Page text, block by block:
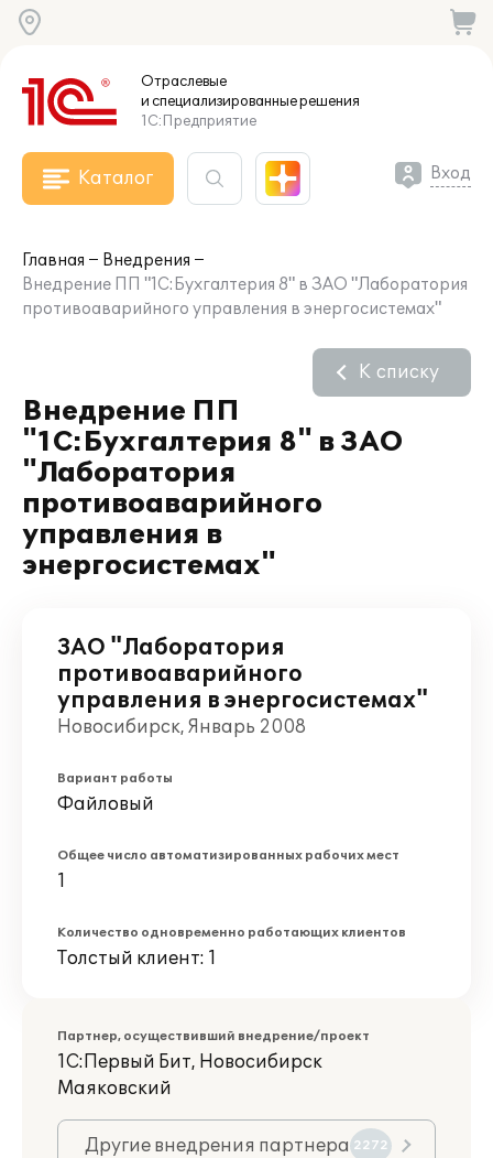
Отраслевые
и специализированныерешения
1С:Предприятие
Каталог Вход
Главная
Внедрения
Внедрение ПП "1С:Бухгалтерия 8" в ЗАО "Лаборатория
противоаварийного управления в энергосистемах"
Внедрение ПП
"1С:Бухгалтерия 8" в ЗАО
"Лаборатория
противоаварийного
управления в
энергосистемах"
К списку
ЗАО "Лаборатория
противоаварийного
управления в энергосистемах"
Новосибирск, Январь 2008
Вариант работы
Файловый
Общее число автоматизированных рабочих мест
1
Количество одновременно работающих клиентов
Толстый клиент: 1
Партнер, осуществивший внедрение/проект
1С:Первый Бит, Новосибирск
Маяковский
Другие внедрения партнера 2272